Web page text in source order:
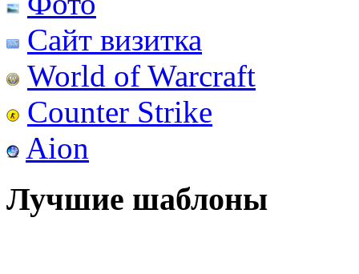
Сайт визитка
World of Warcraft
Counter Strike
Aion
Лучшие шаблоны